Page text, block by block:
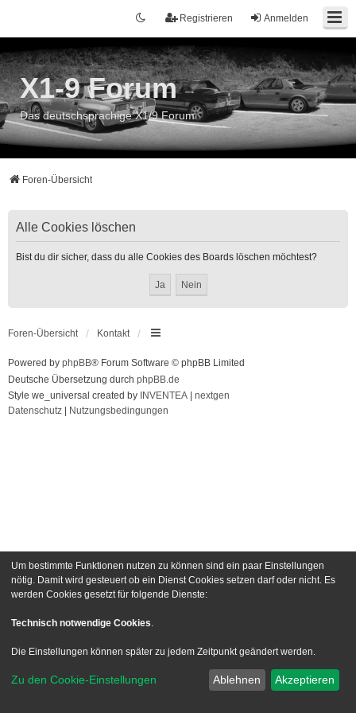
Anmelden
Registrieren
X1-9 Forum
Das deutschsprachige X1/9 Forum
Foren-Übersicht
Alle Cookies löschen
Bist du dir sicher, dass du alle Cookies des Boards löschen möchtest?
Foren-Übersicht Kontakt
Powered by phpBB® Forum Software © phpBB Limited
Deutsche Übersetzung durch phpBB.de
Style we_universal created by INVENTEA
nextgen
Datenschutz
Nutzungsbedingungen
Um bestimmte Funktionen nutzen zu können sind ein paar Einstellungen
nötig. Damit wird gesteuert ob ein Dienst Cookies setzen darf oder nicht. Es
werden Cookies gesetzt für folgende Dienste:
Technisch notwendige Cookies.
Die Einstellungen können später zu jedem Zeitpunkt geändert werden.
Zu den Cookie-Einstellungen Ablehnen Akzeptieren